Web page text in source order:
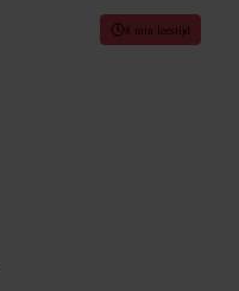
8 min leestijd